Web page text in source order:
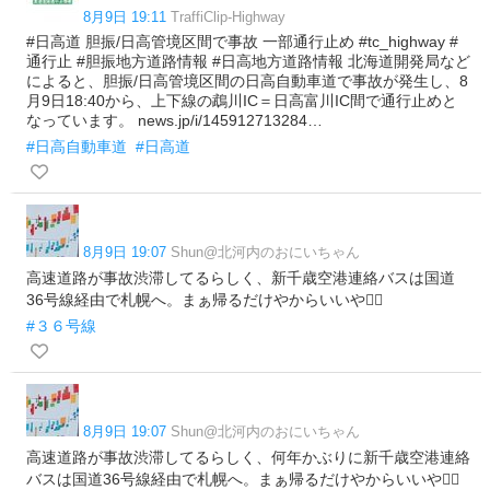
8月9日 19:11 TraffiClip-Highway
#日高道 胆振/日高管境区間で事故 一部通行止め #tc_highway #
通行止 #胆振地方道路情報 #日高地方道路情報 北海道開発局など
によると、胆振/日高管境区間の日高自動車道で事故が発生し、8
月9日18:40から、上下線の鵡川IC＝日高富川IC間で通行止めと
なっています。 news.jp/i/145912713284…
#日高自動車道 #日高道
8月9日 19:07 Shun@北河内のおにいちゃん
高速道路が事故渋滞してるらしく、新千歳空港連絡バスは国道
36号線経由で札幌へ。まぁ帰るだけやからいいや😮‍💨
#３６号線
8月9日 19:07 Shun@北河内のおにいちゃん
高速道路が事故渋滞してるらしく、何年かぶりに新千歳空港連絡
バスは国道36号線経由で札幌へ。まぁ帰るだけやからいいや😮‍💨